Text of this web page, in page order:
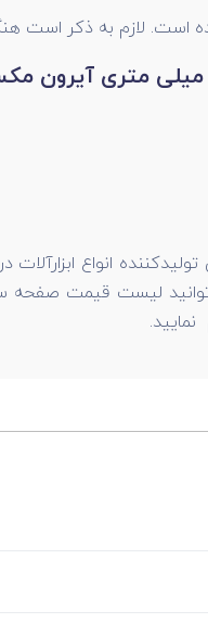
است. لازم به ذکر است
انواع
توانید لیست قیمت